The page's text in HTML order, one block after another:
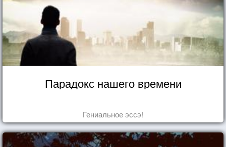
Парадокс нашего времени
Гениальное эссэ!